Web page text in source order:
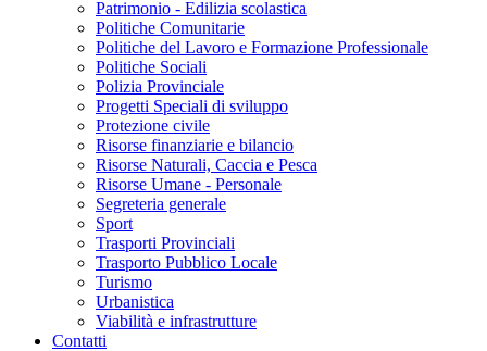
Patrimonio - Edilizia scolastica
Politiche Comunitarie
Politiche del Lavoro e Formazione Professionale
Politiche Sociali
Polizia Provinciale
Progetti Speciali di sviluppo
Protezione civile
Risorse finanziarie e bilancio
Risorse Naturali, Caccia e Pesca
Risorse Umane - Personale
Segreteria generale
Sport
Trasporti Provinciali
Trasporto Pubblico Locale
Turismo
Urbanistica
Viabilità e infrastrutture
Contatti